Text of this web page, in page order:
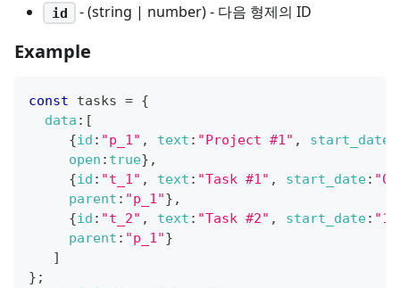
id - (string | number) - 다음 형제의 ID
Example
const tasks = {
data : [
{id : "p_1" , text : "Project #1" , start_date
open : true} ,
{id : "t_1" , text : "Task #1" , start_date:
parent : "p_1"} ,
{id : "t_2" , text : "Task #2" , start_date:
parent : "p_1"}
]
} ;